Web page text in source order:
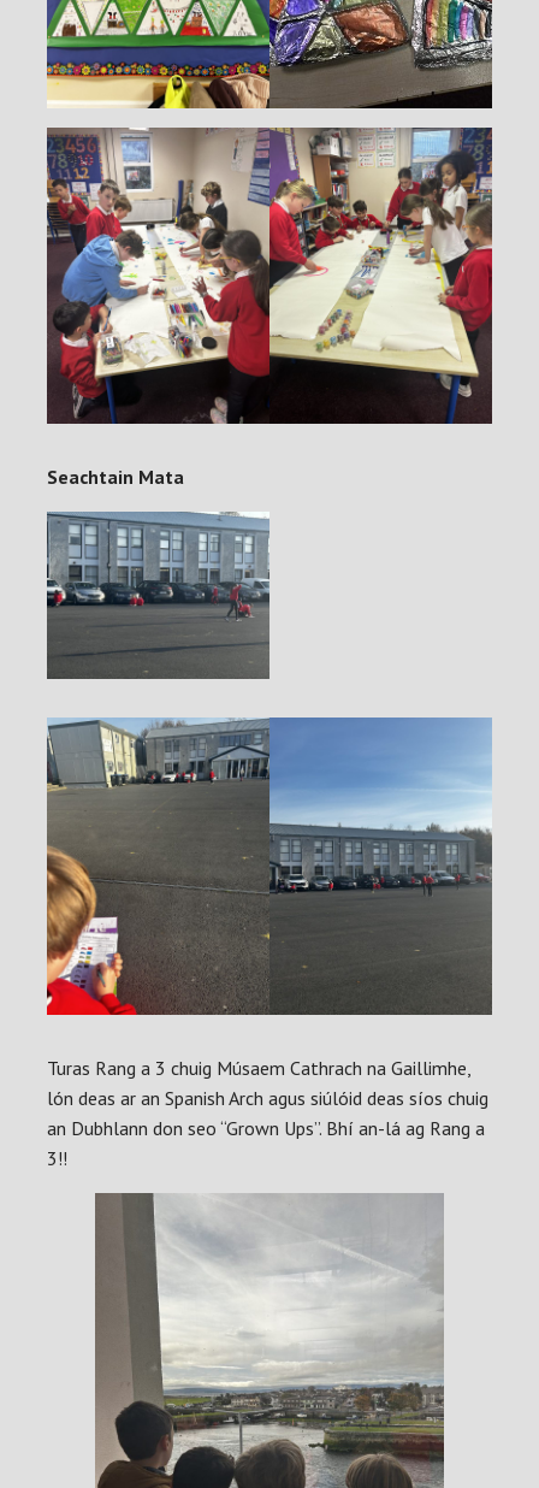
Seachtain Mata
Turas Rang a 3 chuig Músaem Cathrach na Gaillimhe,
lón deas ar an Spanish Arch agus siúlóid deas síos chuig
an Dubhlann don seo “Grown Ups”. Bhí an-lá ag Rang a
3!!